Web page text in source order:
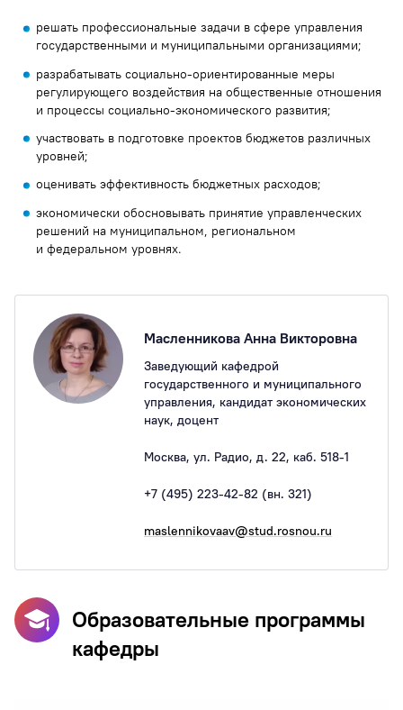
решать профессиональные задачи в сфере управления
государственными и муниципальными организациями;
разрабатывать социально-ориентированные меры
регулирующего воздействия на общественные отношения
и процессы социально-экономического развития;
участвовать в подготовке проектов бюджетов различных
уровней;
оценивать эффективность бюджетных расходов;
экономически обосновывать принятие управленческих
решений на муниципальном, региональном
и федеральном уровнях.
Масленникова Анна Викторовна
Заведующий кафедрой
государственного и муниципального
управления, кандидат экономических
наук, доцент
Москва, ул. Радио, д. 22, каб. 518-1
+7 (495) 223-42-82 (вн. 321)
maslennikovaav@stud.rosnou.ru
Образовательные программы
кафедры